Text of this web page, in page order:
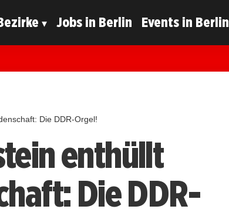
Jobs in Berlin Events in Berlin
Die DDR-Orgel!
enthüllt
Die DDR-